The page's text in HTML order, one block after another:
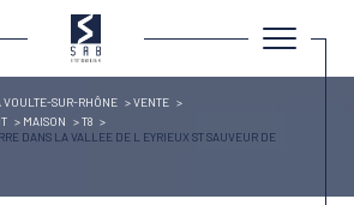
SUR-RHÔNE
VENTE
MAISON
T8
DANS LA VALLEE DE L EYRIEUX ST SAUVEUR DE